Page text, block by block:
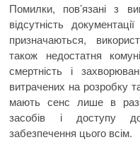
Помилки, пов’язані з
відсутність
призначаються,
також недостатня
смертність і
витрачених на розробку
мають сенс лише в
засобів і доступу
забезпечення цього всім.